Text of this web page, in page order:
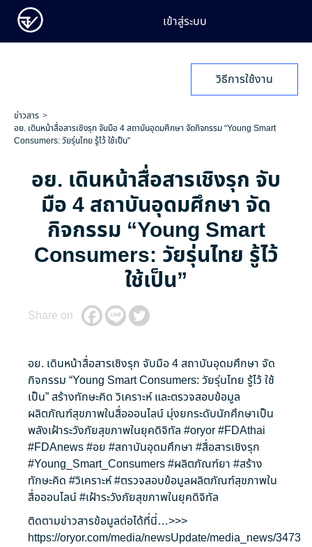
เข้าสู่ระบบ
วิธีการใช้งาน
ข่าวสาร
อย. เดินหน้าสื่อสารเชิงรุก จับมือ 4 สถาบันอุดมศึกษา จัดกิจกรรม “Young Smart
Consumers: วัยรุ่นไทย รู้ไว้ ใช้เป็น”
อย. เดินหน้าสื่อสารเชิงรุก จับ
มือ 4 สถาบันอุดมศึกษา จัด
กิจกรรม “Young Smart
Consumers: วัยรุ่นไทย รู้ไว้
ใช้เป็น”
Share on
อย. เดินหน้าสื่อสารเชิงรุก จับมือ 4 สถาบันอุดมศึกษา จัด
กิจกรรม “Young Smart Consumers: วัยรุ่นไทย รู้ไว้ ใช้
เป็น” สร้างทักษะคิด วิเคราะห์ และตรวจสอบข้อมูล
ผลิตภัณฑ์สุขภาพในสื่อออนไลน์ มุ่งยกระดับนักศึกษาเป็น
พลังเฝ้าระวังภัยสุขภาพในยุคดิจิทัล #oryor#FDAthai
#FDAnews#อย #สถาบันอุดมศึกษา #สื่อสารเชิงรุก
#Young_Smart_Consumers#ผลิตภัณฑ์ยา #สร้าง
ทักษะคิด #วิเคราะห์#ตรวจสอบข้อมูลผลิตภัณฑ์สุขภาพใน
สื่อออนไลน์#เฝ้าระวังภัยสุขภาพในยุคดิจิทัล
ติดตามข่าวสารข้อมูลต่อได้ที่นี่…>>>
https://oryor.com/media/newsUpdate/media_news/3473